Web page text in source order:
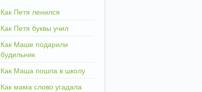
Как Петя ленился
Как Петя буквы учил
Как Маше подарили
будильник
Как Маша пошла в школу
Как мама слово угадала